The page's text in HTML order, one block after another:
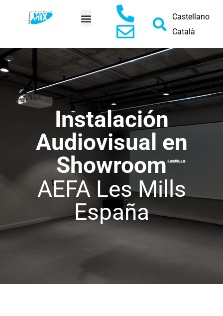
Castellano
Català
Instalación
Audiovisual en
Showroom
AEFA Les Mills
España